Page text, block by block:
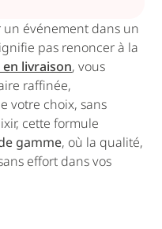
un événement dans un
pas renoncer à la
livraison, vous
raffinée,
votre choix, sans
cette formule
gamme, où la qualité,
effort dans vos